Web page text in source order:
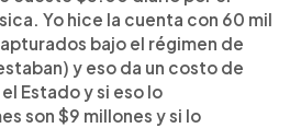
Yo hice la cuenta con 60 mil
bajo el régimen de
y eso da un costo de
Estado y si eso lo
son $9 millones y si lo